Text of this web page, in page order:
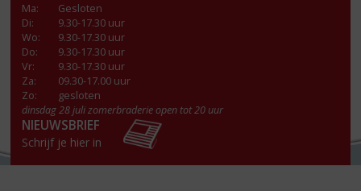
Ma:
Gesloten
Di:
9.30-17.30 uur
Wo:
9.30-17.30 uur
Do:
9.30-17.30 uur
Vr:
9.30-17.30 uur
Za:
09.30-17.00 uur
Zo:
gesloten
dinsdag 28 juli zomerbraderie open tot 20 uur
NIEUWSBRIEF
Schrijf je hier in